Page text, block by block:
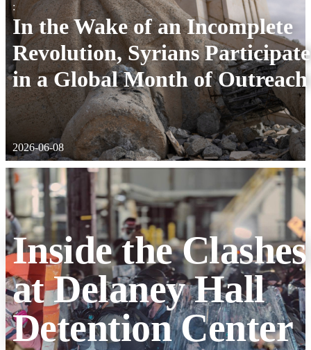
:
In the Wake of an Incomplete
Revolution, Syrians Participate
in a Global Month of Outreach
2026-06-08
Inside the Clashes
at Delaney Hall
Detention Center